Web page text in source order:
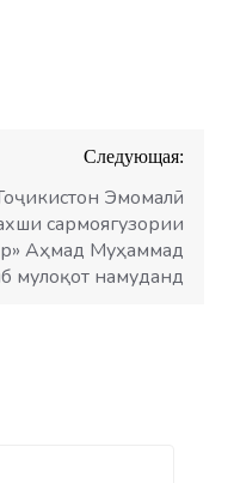
Следующая:
Эмомалӣ
сармоягузории
Аҳмад Муҳаммад
мулоқот намуданд